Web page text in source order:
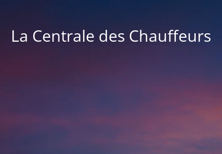
La Centrale des Chauffeurs